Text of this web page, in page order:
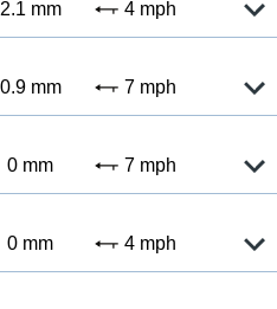
2.1 mm 4 mph
0.9 mm 7 mph
0 mm 7 mph
0 mm 4 mph